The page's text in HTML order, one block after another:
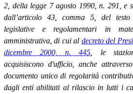
2, della legge 7 agosto 1990, n. 291, e
dall’articolo 43, comma 5, del testo
legislative e regolamentari in
amministrativa, di cui al decreto del
dicembre 2000, n. 445 , le
acquisiscono d'ufficio, anche
documento unico di regolarità
dagli enti abilitati al rilascio in lutti i